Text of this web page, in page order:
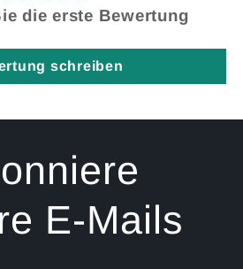
die erste Bewertung
schreiben
E-Mails